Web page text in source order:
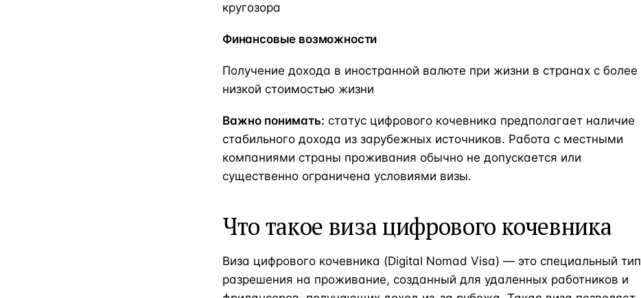
кругозора
Финансовые возможности
Получение дохода в иностранной валюте при жизни в странах с более
низкой стоимостью жизни
Важно понимать: статус цифрового кочевника предполагает наличие
стабильного дохода из зарубежных источников. Работа с местными
компаниями страны проживания обычно не допускается или
существенно ограничена условиями визы.
Что такое виза цифрового кочевника
Виза цифрового кочевника (Digital Nomad Visa) — это специальный тип
разрешения на проживание, созданный для удаленных работников и